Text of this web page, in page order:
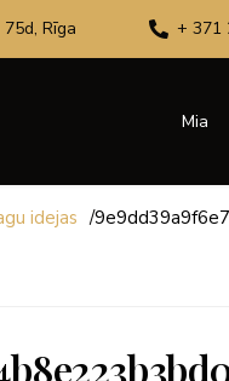
Rīga + 371
Mia
idejas /